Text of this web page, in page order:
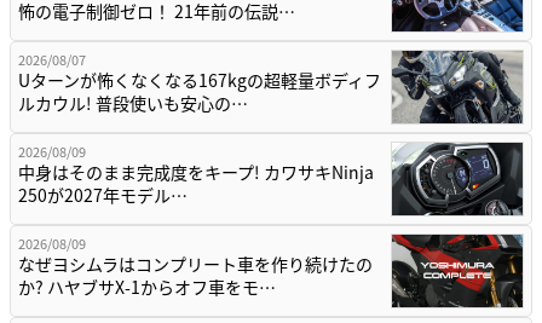
怖の電子制御ゼロ！ 21年前の伝説…
2026/08/07
Uターンが怖くなくなる167kgの超軽量ボディフ
ルカウル! 普段使いも安心の…
2026/08/09
中身はそのまま完成度をキープ! カワサキNinja
250が2027年モデル…
2026/08/09
なぜヨシムラはコンプリート車を作り続けたの
か? ハヤブサX-1からオフ車をモ…